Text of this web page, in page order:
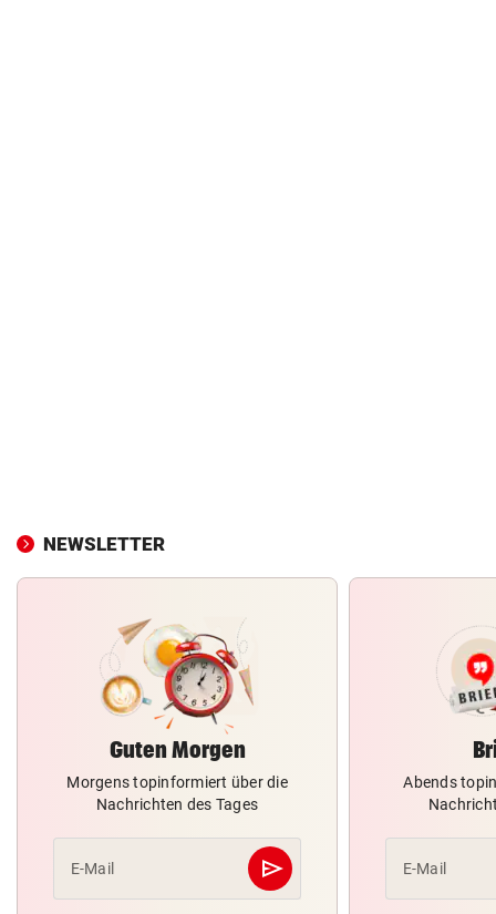
NEWSLETTER
Guten Morgen
Morgens topinformiert über die
Nachrichten des Tages
E-Mail send
Abschicken
Abends
E-Mail